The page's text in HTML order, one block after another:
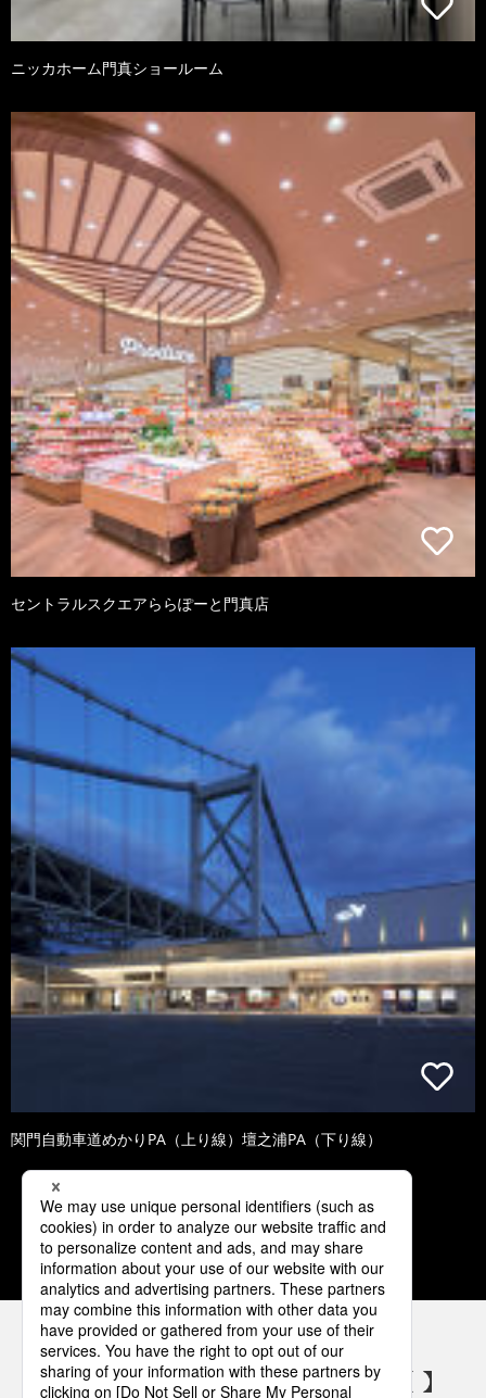
ニッカホーム門真ショールーム
セントラルスクエアららぽーと門真店
関門自動車道めかりPA（上り線）壇之浦PA（下り線）
1 2 3 4 5
パナソニックの電気設備 SNSアカウント